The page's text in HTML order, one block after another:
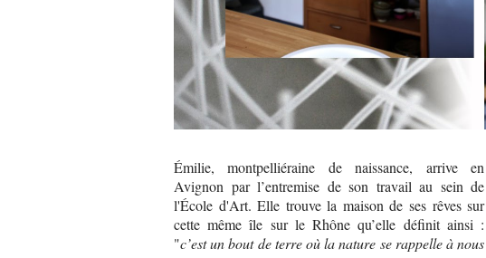
Émilie, montpelliéraine de naissance, arrive en
Avignon par l’entremise de son travail au sein de
l'École d'Art. Elle trouve la maison de ses rêves sur
cette même île sur le Rhône qu’elle définit ainsi :
"c’est un bout de terre où la nature se rappelle à nous